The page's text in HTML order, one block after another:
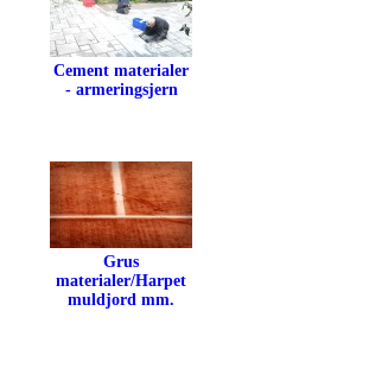
Cement materialer
- armeringsjern
Grus
materialer/Harpet
muldjord mm.